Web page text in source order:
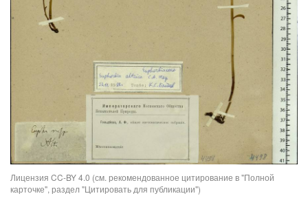
Лицензия CC-BY 4.0 (см. рекомендованное цитирование в "Полной
карточке", раздел "Цитировать для публикации")